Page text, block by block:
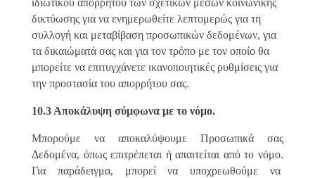
ιδιωτικού απορρήτου των σχετικών μέσων κοινωνικής
δικτύωσης για να ενημερωθείτε λεπτομερώς για τη
συλλογή και μεταβίβαση προσωπικών δεδομένων, για
τα δικαιώματά σας και για τον τρόπο με τον οποίο θα
μπορείτε να επιτυγχάνετε ικανοποιητικές ρυθμίσεις για
την προστασία του απορρήτου σας.
10.3 Αποκάλυψη σύμφωνα με το νόμο.
Μπορούμε να αποκαλύψουμε Προσωπικά σας
Δεδομένα, όπως επιτρέπεται ή απαιτείται από το νόμο.
Για παράδειγμα, μπορεί να υποχρεωθούμε να